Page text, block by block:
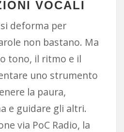
VOCALI
deforma per
non bastano. Ma
tono, il ritmo e il
uno strumento
la paura,
e guidare gli altri.
via PoC Radio, la